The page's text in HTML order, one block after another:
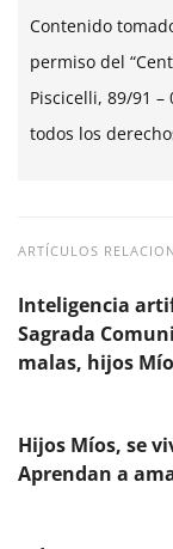
Contenido
permiso del
Piscicelli, 89/91 –
todos los
ARTÍCULOS
Inteligencia
Sagrada
malas, hijos
Hijos Míos, se
Aprendan a